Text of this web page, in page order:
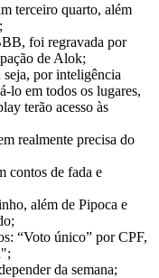
terceiro quarto, além
foi regravada por
de Alok;
por inteligência
lo em todos os lugares,
terão acesso às
realmente precisa do
contos de fada e
além de Pipoca e
“Voto único” por CPF,
da semana;